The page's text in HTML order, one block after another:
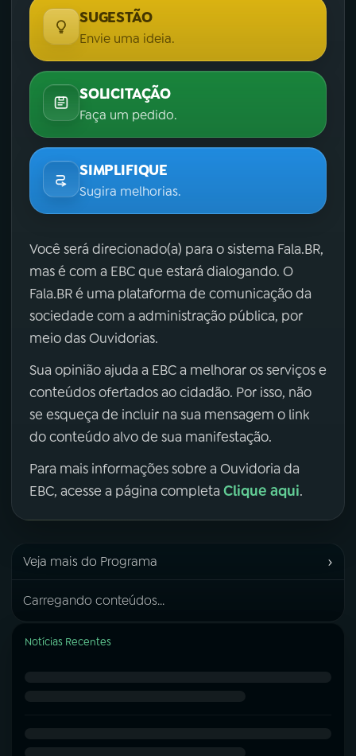
SUGESTÃO
Envie uma ideia.
SOLICITAÇÃO
Faça um pedido.
SIMPLIFIQUE
Sugira melhorias.
Você será direcionado(a) para o sistema Fala.BR,
mas é com a EBC que estará dialogando. O
Fala.BR é uma plataforma de comunicação da
sociedade com a administração pública, por
meio das Ouvidorias.
Sua opinião ajuda a EBC a melhorar os serviços e
conteúdos ofertados ao cidadão. Por isso, não
se esqueça de incluir na sua mensagem o link
do conteúdo alvo de sua manifestação.
Para mais informações sobre a Ouvidoria da
EBC, acesse a página completa Clique aqui.
Veja mais do Programa ›
Carregando conteúdos...
Notícias Recentes